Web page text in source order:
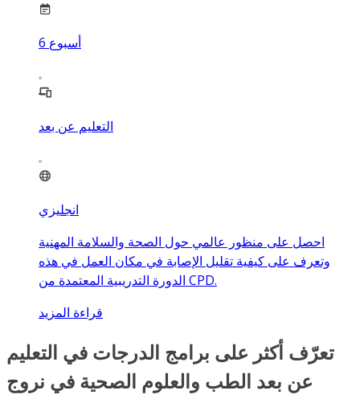
6 أسبوع
التعليم عن بعد
انجليزي
احصل على منظور عالمي حول الصحة والسلامة المهنية
وتعرف على كيفية تقليل الإصابة في مكان العمل في هذه
الدورة التدريبية المعتمدة من CPD.
قراءة المزيد
تعرّف أكثر على برامج الدرجات في التعليم
عن بعد الطب والعلوم الصحية في نروج